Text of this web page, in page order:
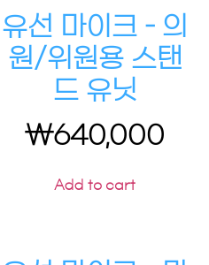
유선 마이크 – 의
원/위원용 스탠
드 유닛
₩640,000
Add to cart